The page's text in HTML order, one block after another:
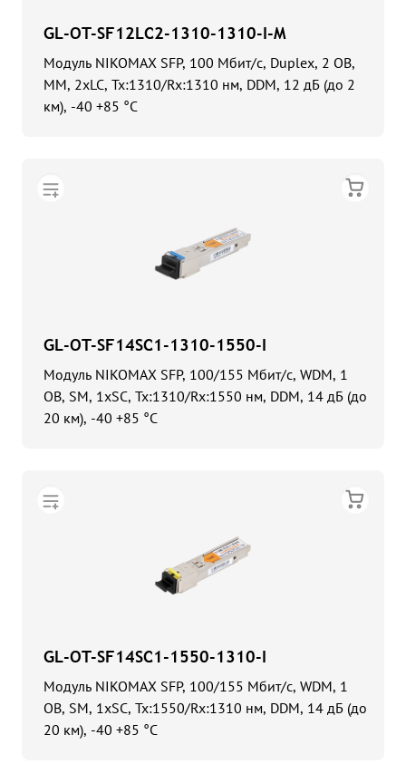
GL-OT-SF12LC2-1310-1310-I-M
Модуль NIKOMAX SFP, 100 Мбит/с, Duplex, 2 ОВ,
MM, 2xLC, Tx:1310/Rx:1310 нм, DDM, 12 дБ (до 2
км), -40 +85 °С
GL-OT-SF14SC1-1310-1550-I
Модуль NIKOMAX SFP, 100/155 Мбит/с, WDM, 1
ОВ, SM, 1xSC, Tx:1310/Rx:1550 нм, DDM, 14 дБ (до
20 км), -40 +85 °С
GL-OT-SF14SC1-1550-1310-I
Модуль NIKOMAX SFP, 100/155 Мбит/с, WDM, 1
ОВ, SM, 1xSC, Tx:1550/Rx:1310 нм, DDM, 14 дБ (до
20 км), -40 +85 °С